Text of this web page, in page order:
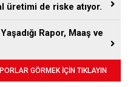
üretimi de riske atıyor.
Rapor, Maaş ve
GÖRMEK İÇİN TIKLAYIN